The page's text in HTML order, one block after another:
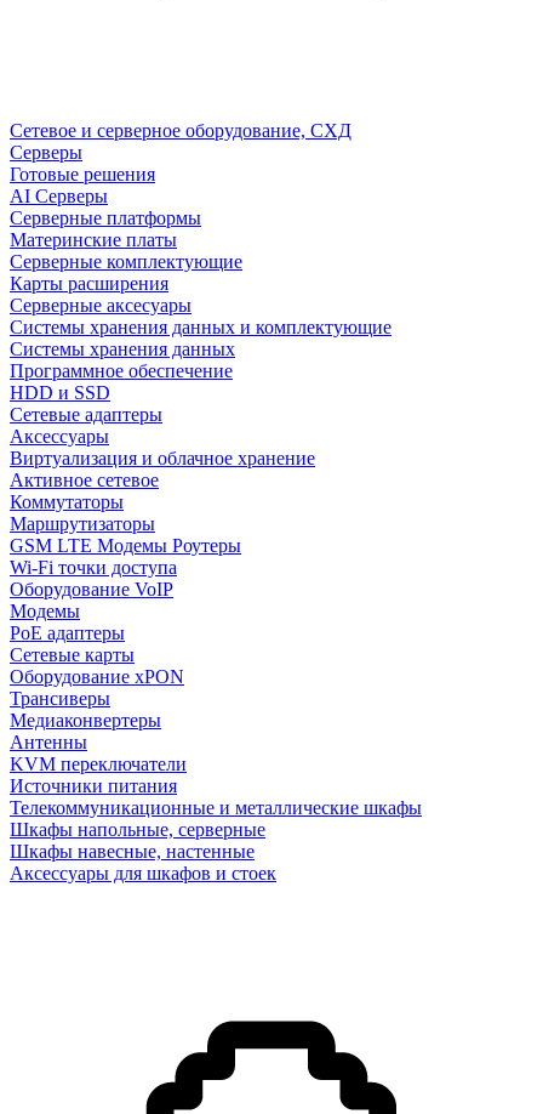
Сетевое и серверное оборудование, СХД
Cерверы
Готовые решения
AI Серверы
Серверные платформы
Материнские платы
Серверные комплектующие
Карты расширения
Серверные аксесуары
Системы хранения данных и комплектующие
Системы хранения данных
Программное обеспечение
HDD и SSD
Сетевые адаптеры
Аксессуары
Виртуализация и облачное хранение
Активное сетевое
Коммутаторы
Маршрутизаторы
GSM LTE Модемы Роутеры
Wi-Fi точки доступа
Оборудование VoIP
Модемы
PoE адаптеры
Сетевые карты
Оборудование xPON
Трансиверы
Медиаконвертеры
Антенны
KVM переключатели
Источники питания
Телекоммуникационные и металлические шкафы
Шкафы напольные, серверные
Шкафы навесные, настенные
Аксессуары для шкафов и стоек